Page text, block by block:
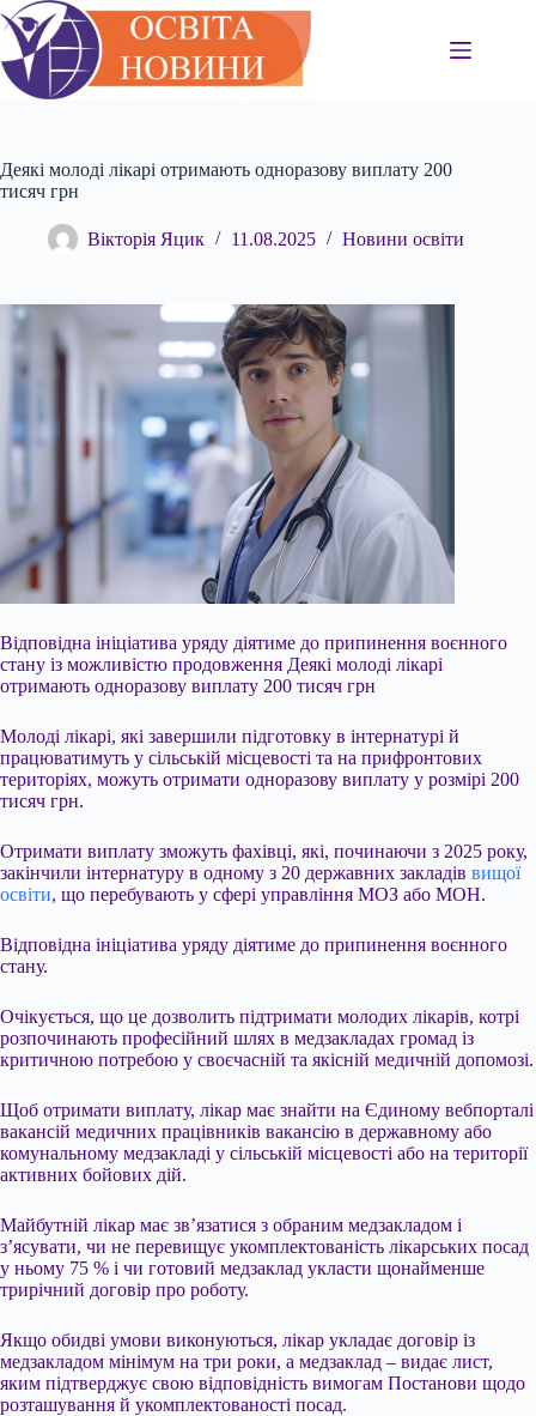
Перейти
до
вмісту
Деякі молоді лікарі отримають одноразову виплату 200
тисяч грн
Вікторія Яцик 11.08.2025 Новини освіти
Відповідна ініціатива уряду діятиме до припинення воєнного
стану із можливістю продовження Деякі молоді лікарі
отримають одноразову виплату 200 тисяч грн
Молоді лікарі, які завершили підготовку в інтернатурі й
працюватимуть у сільській місцевості та на прифронтових
територіях, можуть отримати одноразову виплату у розмірі 200
тисяч грн.
Отримати виплату зможуть фахівці, які, починаючи з 2025 року,
закінчили інтернатуру в одному з 20 державних закладів вищої
освіти, що перебувають у сфері управління МОЗ або МОН.
Відповідна ініціатива уряду діятиме до припинення воєнного
стану.
Очікується, що це дозволить підтримати молодих лікарів, котрі
розпочинають професійний шлях в медзакладах громад із
критичною потребою у своєчасній та якісній медичній допомозі.
Щоб отримати виплату, лікар має знайти на Єдиному вебпорталі
вакансій медичних працівників вакансію в державному або
комунальному медзакладі у сільській місцевості або на території
активних бойових дій.
Майбутній лікар має зв’язатися з обраним медзакладом і
з’ясувати, чи не перевищує укомплектованість лікарських посад
у ньому 75 % і чи готовий медзаклад укласти щонайменше
трирічний договір про роботу.
Якщо обидві умови виконуються, лікар укладає договір із
медзакладом мінімум на три роки, а медзаклад – видає лист,
яким підтверджує свою відповідність вимогам Постанови щодо
розташування й укомплектованості посад.